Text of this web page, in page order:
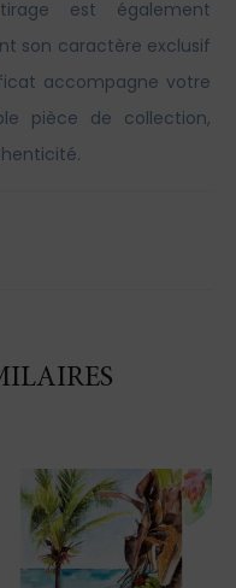
est également
son caractère exclusif
accompagne votre
pièce de collection,